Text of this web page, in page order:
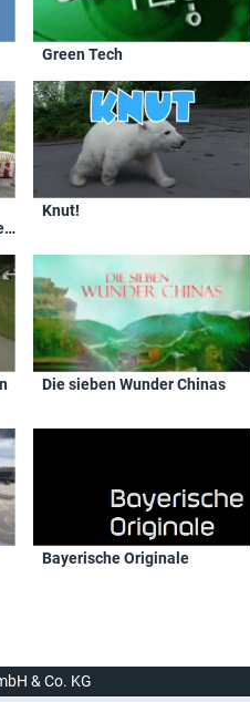
Green Tech
Knut!
Die sieben Wunder Chinas
Bayerische Originale
& Co. KG